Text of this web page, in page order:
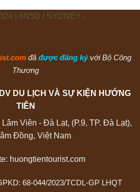
đã được đăng ký với Bộ Công
Thương
DU LỊCH VÀ SỰ KIỆN HƯỚNG
TIÊN
Viên - Đà Lạt, (P.9, TP. Đà Lạt),
Đồng, Việt Nam
huongtientourist.com
68-044/2023/TCDL-GP LHQT